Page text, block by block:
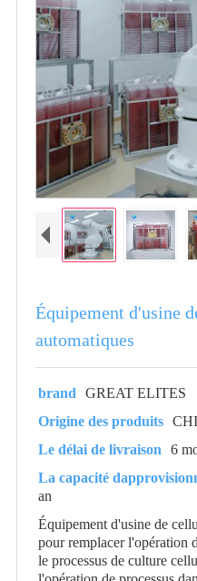
Équipement d'usine
automatiques
brand
GREAT ELITES
Origine des produits
Le délai de livraison
6
La capacité
an
Équipement d'usine de
pour remplacer l'opération
le processus de culture